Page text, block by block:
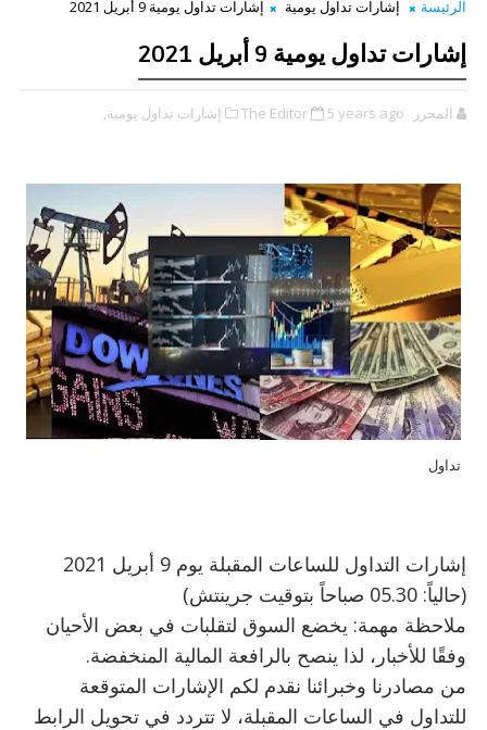
الرئيسة إشارات تداول يومية إشارات تداول يومية 9 أبريل 2021
إشارات تداول يومية 9 أبريل 2021
المحرر The Editor 5 years ago إشارات تداول يومية,
تداول
إشارات التداول للساعات المقبلة يوم 9 أبريل 2021
(حالياً: 05.30 صباحاً بتوقيت جرينتش)
ملاحظة مهمة: يخضع السوق لتقلبات في بعض الأحيان
وفقًا للأخبار، لذا ينصح بالرافعة المالية المنخفضة.
من مصادرنا وخبرائنا نقدم لكم الإشارات المتوقعة
للتداول في الساعات المقبلة، لا تتردد في تحويل الرابط